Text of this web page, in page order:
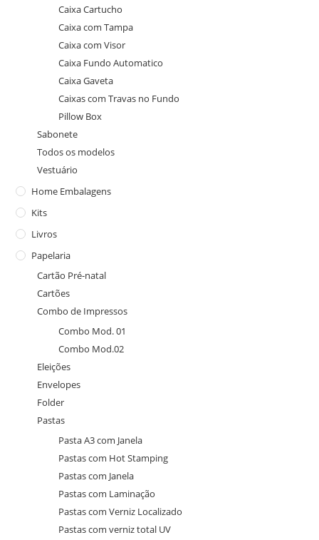
Caixa Cartucho
Caixa com Tampa
Caixa com Visor
Caixa Fundo Automatico
Caixa Gaveta
Caixas com Travas no Fundo
Pillow Box
Sabonete
Todos os modelos
Vestuário
Home Embalagens
Kits
Livros
Papelaria
Cartão Pré-natal
Cartões
Combo de Impressos
Combo Mod. 01
Combo Mod.02
Eleições
Envelopes
Folder
Pastas
Pasta A3 com Janela
Pastas com Hot Stamping
Pastas com Janela
Pastas com Laminação
Pastas com Verniz Localizado
Pastas com verniz total UV